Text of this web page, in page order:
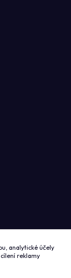
analytické účely
reklamy